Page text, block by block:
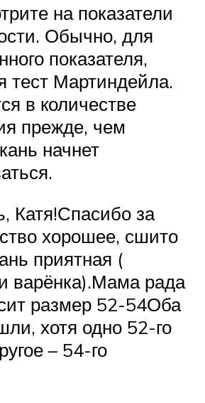
на показатели
Обычно, для
показателя,
тест Мартиндейла.
в количестве
прежде, чем
начнет
Катя!Спасибо за
хорошее, сшито
приятная (
варёнка).Мама рада
размер 52-54Оба
хотя одно 52-го
– 54-го